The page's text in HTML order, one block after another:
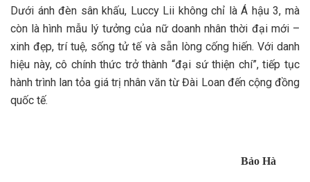
Dưới ánh đèn sân khấu, Luccy Lii không chỉ là Á hậu 3, mà
còn là hình mẫu lý tưởng của nữ doanh nhân thời đại mới –
xinh đẹp, trí tuệ, sống tử tế và sẵn lòng cống hiến. Với danh
hiệu này, cô chính thức trở thành “đại sứ thiện chí”, tiếp tục
hành trình lan tỏa giá trị nhân văn từ Đài Loan đến cộng đồng
quốc tế.
Bảo Hà